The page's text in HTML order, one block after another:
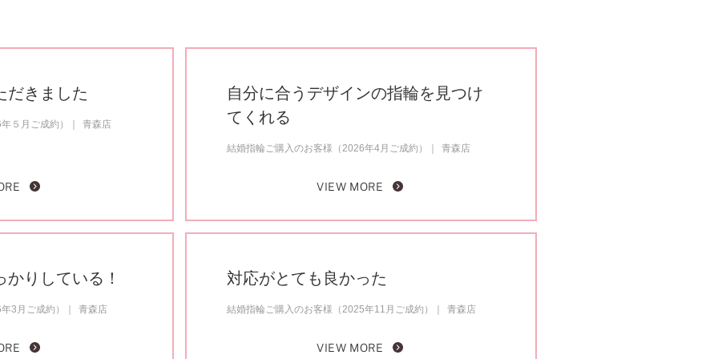
だきました
５月ご成約） 青森店
自分に合うデザインの指輪を見つけ
てくれる
結婚指輪ご購入のお客様（2026年4月ご成約） 青森店
VIEW MORE
りしている！
3月ご成約） 青森店
対応がとても良かった
結婚指輪ご購入のお客様（2025年11月ご成約） 青森店
VIEW MORE